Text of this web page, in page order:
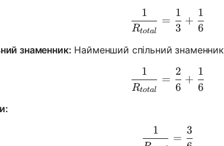
Rtotal
1
=
3
1
+
6
1
знаменник: Найменший спільний
Rtotal
1
=
6
2
+
6
1
1
=
3